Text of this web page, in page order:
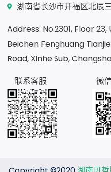
湖南省长沙市开福区北辰
Address: No.2301, Floor 23,
Beichen Fenghuang
Road, Xinhe Sub,
联系客服
微